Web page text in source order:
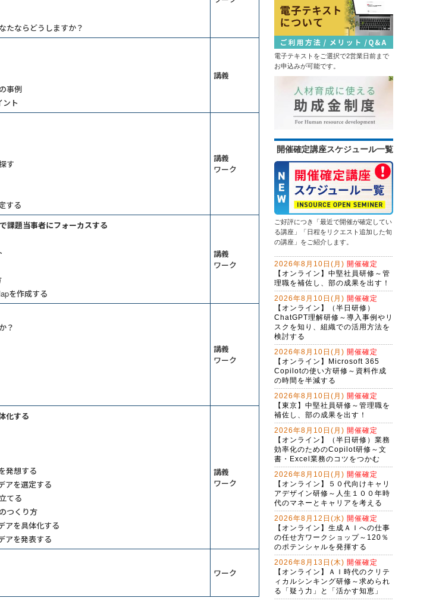
たならどうしますか？
事例
ント
講義
す
する
講義
ワーク
課題当事者にフォーカスする
を作成する
講義
ワーク
？
講義
ワーク
化する
発想する
アを選定する
てる
つくり方
アを具体化する
アを発表する
講義
ワーク
ワーク
電子テキストをご選択で2営業日前まで
お申込みが可能です。
開催確定講座スケジュール一覧
ご好評につき「最近で開催が確定してい
る講座」「日程をリクエスト追加した旬
の講座」をご紹介します。
2026年8月10日(月) 開催確定
【オンライン】中堅社員研修～管
理職を補佐し、部の成果を出す！
2026年8月10日(月) 開催確定
【オンライン】（半日研修）
ChatGPT理解研修～導入事例やリ
スクを知り、組織での活用方法を
検討する
2026年8月10日(月) 開催確定
【オンライン】Microsoft 365
Copilotの使い方研修～資料作成
の時間を半減する
2026年8月10日(月) 開催確定
【東京】中堅社員研修～管理職を
補佐し、部の成果を出す！
2026年8月10日(月) 開催確定
【オンライン】（半日研修）業務
効率化のためのCopilot研修～文
書・Excel業務のコツをつかむ
2026年8月10日(月) 開催確定
【オンライン】５０代向けキャリ
アデザイン研修～人生１００年時
代のマネーとキャリアを考える
2026年8月12日(水) 開催確定
【オンライン】生成ＡＩへの仕事
の任せ方ワークショップ～120％
のポテンシャルを発揮する
2026年8月13日(木) 開催確定
【オンライン】ＡＩ時代のクリテ
ィカルシンキング研修～求められ
る「疑う力」と「活かす知恵」